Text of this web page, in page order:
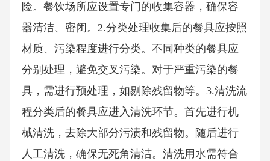
险。餐饮场所应设置专门的收集容器，确保容
器清洁、密闭。2.分类处理收集后的餐具应按照
材质、污染程度进行分类。不同种类的餐具应
分别处理，避免交叉污染。对于严重污染的餐
具，需进行预处理，如剔除残留物等。3.清洗流
程分类后的餐具应进入清洗环节。首先进行机
械清洗，去除大部分污渍和残留物。随后进行
人工清洗，确保无死角清洁。清洗用水需符合